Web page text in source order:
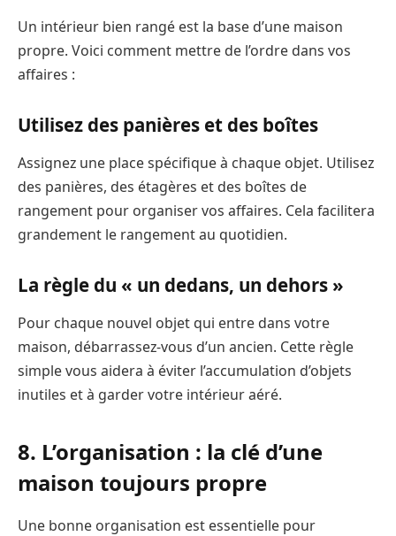
Un intérieur bien rangé est la base d’une maison
propre. Voici comment mettre de l’ordre dans vos
affaires :
Utilisez des panières et des boîtes
Assignez une place spécifique à chaque objet. Utilisez
des panières, des étagères et des boîtes de
rangement pour organiser vos affaires. Cela facilitera
grandement le rangement au quotidien.
La règle du « un dedans, un dehors »
Pour chaque nouvel objet qui entre dans votre
maison, débarrassez-vous d’un ancien. Cette règle
simple vous aidera à éviter l’accumulation d’objets
inutiles et à garder votre intérieur aéré.
8. L’organisation : la clé d’une
maison toujours propre
Une bonne organisation est essentielle pour